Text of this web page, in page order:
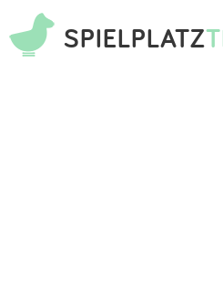
SPIELPLATZ